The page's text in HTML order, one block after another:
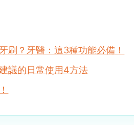
刷？牙醫：這3種功能必備！
議的日常使用4方法